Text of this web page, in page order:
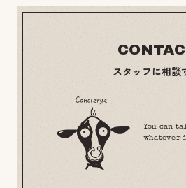
スタッフに相談
You can
whatever